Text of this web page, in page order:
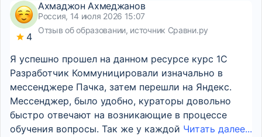
4
Ахмаджон Ахмеджанов
Россия, 14 июля 2026 15:07
Отзыв об образовании, источник Сравни.ру
Я успешно прошел на данном ресурсе курс 1С
Разработчик Коммуницировали изначально в
мессенджере Пачка, затем перешли на Яндекс.
Мессенджер, было удобно, кураторы довольно
быстро отвечают на возникающие в процессе
обучения вопросы. Так же у каждой Читать далее...